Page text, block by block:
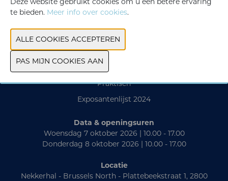
VORIGE VOLGENDE
Praktisch
Exposantenlijst 2024
Data & openingsuren
Woensdag 7 oktober 2026 | 10.00 - 17.00
Donderdag 8 oktober 2026 | 10.00 - 17.00
Locatie
Nekkerhal - Brussels North - Plattebeekstraat 1, 2800
te bieden. Meer info over cookies.